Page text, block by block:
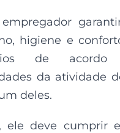
higiene e
de
da atividade
deles.
ele deve cumprir